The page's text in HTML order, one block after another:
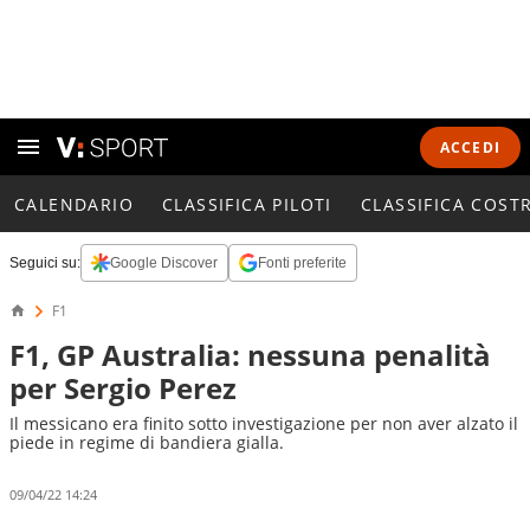
ACCEDI
CALENDARIO CLASSIFICA PILOTI CLASSIFICA
Seguici su: Google Discover Fonti preferite
F1
F1, GP Australia: nessuna penalità
per Sergio Perez
Il messicano era finito sotto investigazione per non aver alzato il
piede in regime di bandiera gialla.
09/04/22 14:24